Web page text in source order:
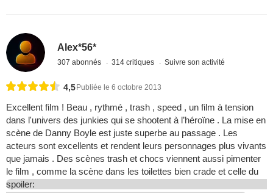
Alex*56*
307 abonnés 314 critiques Suivre son activité
4,5 Publiée le 6 octobre 2013
Excellent film ! Beau , rythmé , trash , speed , un film à tension
dans l'univers des junkies qui se shootent à l’héroïne . La mise en
scène de Danny Boyle est juste superbe au passage . Les
acteurs sont excellents et rendent leurs personnages plus vivants
que jamais . Des scènes trash et chocs viennent aussi pimenter
le film , comme la scène dans les toilettes bien crade et celle du
spoiler: